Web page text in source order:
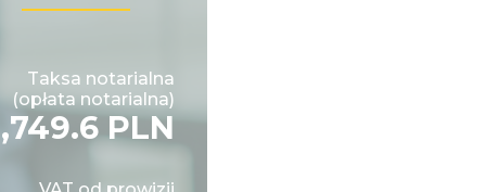
Taksa notarialna
(opłata notarialna)
PLN